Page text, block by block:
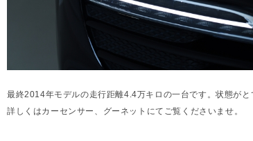
最終2014年モデルの走行距離4.4万キロの一台です。状態がと
詳しくはカーセンサー、グーネットにてご覧くださいませ。